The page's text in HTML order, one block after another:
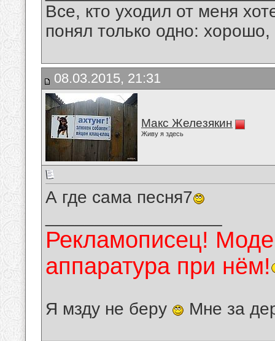
Все, кто уходил от меня
понял только одно:
08.03.2015, 21:31
Макс Железякин
Живу я здесь
А где сама песня7
Рекламописец!
аппаратура при нём!
Я мзду не беру Мне за